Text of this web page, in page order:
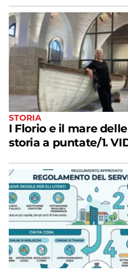
STORIA
I Florio e il mare
storia a puntate/1.